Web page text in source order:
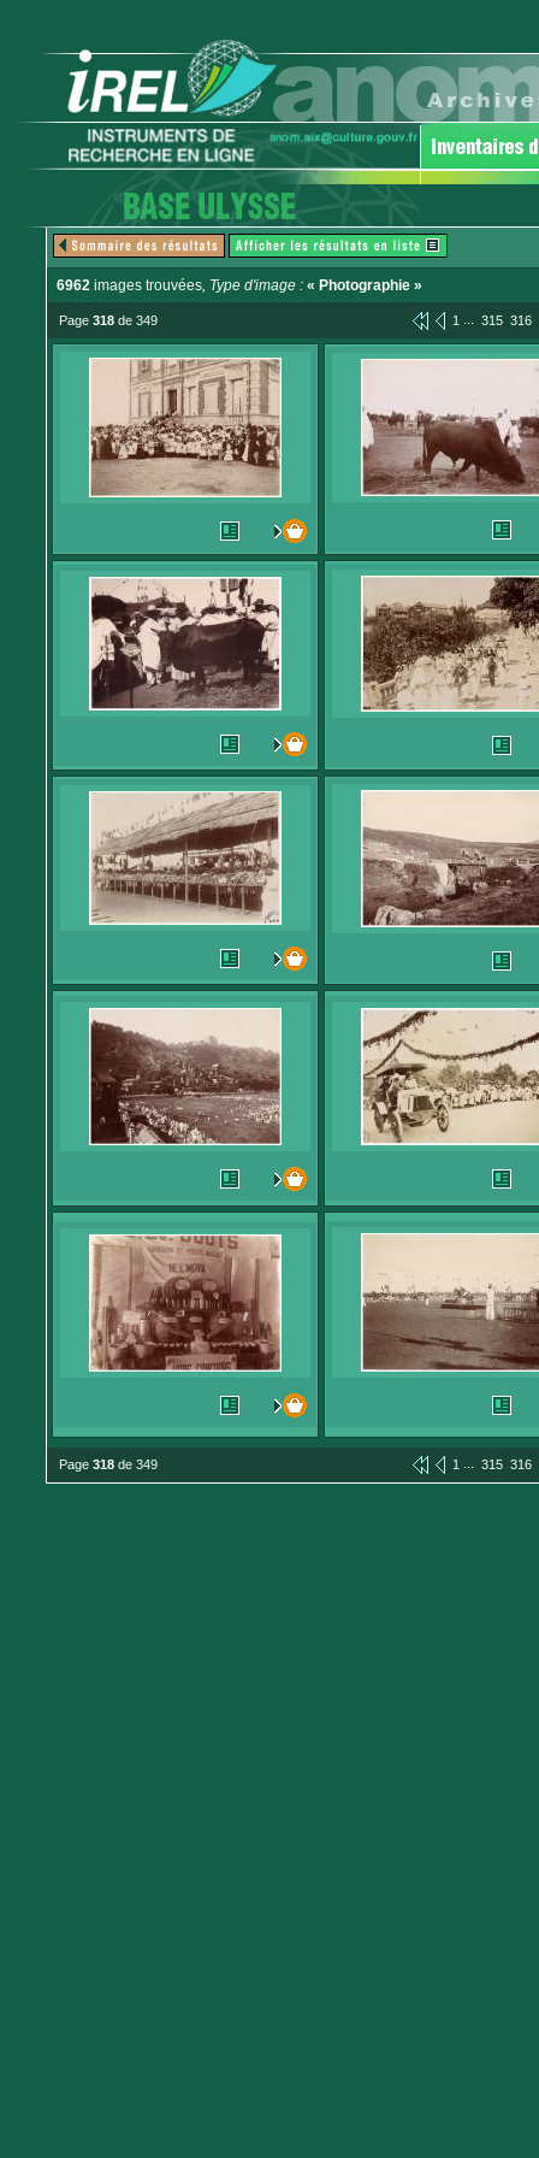
6962 images trouvées, Type d'image : « Photographie »
Page 318 de 349 1 ... 315 316
Page 318 de 349 1 ... 315 316